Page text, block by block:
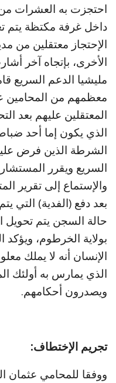
احتجزت به العشرات
داخل غرفة مكتظة يتم
الإحتجاز معتقلين من
الأخرى، بإتجاه آخر
مليشيا الدعم السريع
معظمهم من المحامين
المعتقلين عليهم بعد
الذي يكون إما أحد
الشرطة الذين فرض
السريع ويقرر المستشار
والإستماع إلى تقرير
بعد دفع (الفدية) التي
حالة السجن يتم
بولاية الخرطوم،
الإنسان أنه لا يملك
الذي يمارس به أولئك
ويصدرون أحكامهم.
تجريم الإختطاف:
ووفقا للمحامي عثمان